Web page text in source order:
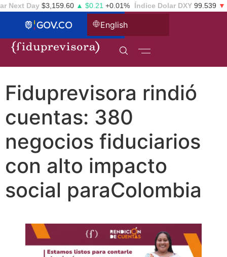
Next Day $3,159.60 ▲ $0.21+0.01% Índice Dolar DXY 99.539 ▼ -
English
Fiduprevisora rindió
cuentas: 380
negocios fiduciarios
con alto impacto
social paraColombia